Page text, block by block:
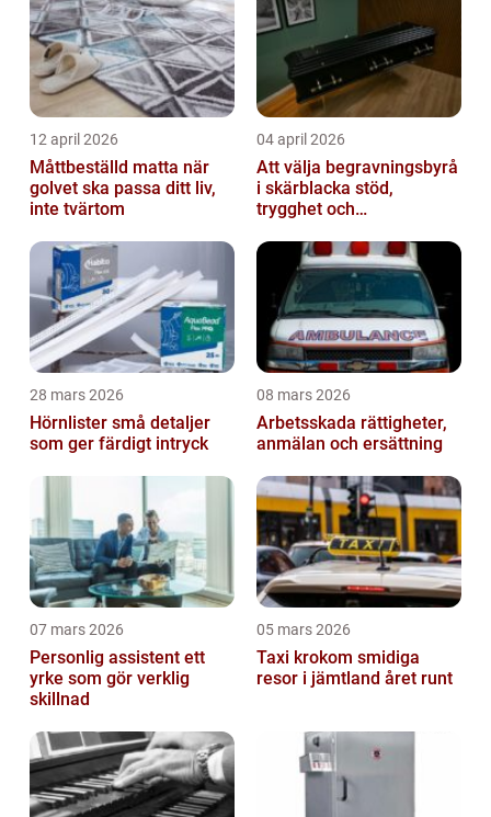
12 april 2026
Måttbeställd matta när
golvet ska passa ditt liv,
inte tvärtom
04 april 2026
Att välja begravningsbyrå
i skärblacka stöd,
trygghet och
28 mars 2026
Hörnlister små detaljer
som ger färdigt intryck
08 mars 2026
Arbetsskada rättigheter,
anmälan och ersättning
07 mars 2026
Personlig assistent ett
yrke som gör verklig
skillnad
05 mars 2026
Taxi krokom smidiga
resor i jämtland året runt